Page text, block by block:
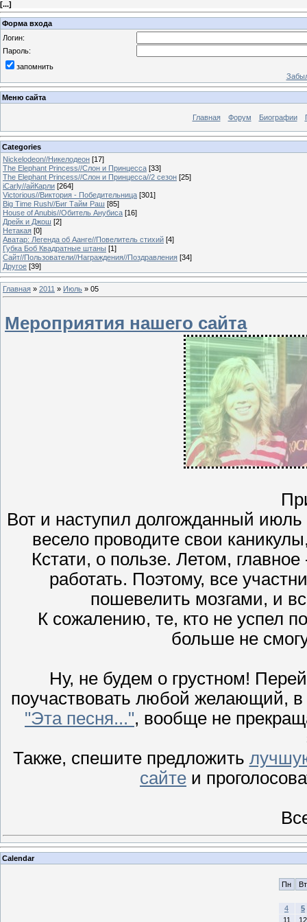
[...]
Форма входа
Логин:
Пароль:
запомнить
Меню сайта
Главная Форум Биографии
Categories
Nickelodeon//Никелодеон [17]
The Elephant Princess//Слон и Принцесса [33]
The Elephant Princess//Слон и Принцесса//2 сезон [25]
iCarly//айКарли [264]
Victorious//Виктория - Победительница [301]
Big Time Rush//Биг Тайм Раш [85]
House of Anubis//Обитель Анубиса [16]
Дрейк и Джош [2]
Нетакая [0]
Аватар: Легенда об Аанге//Повелитель стихий [4]
Губка Боб Квадратные штаны [1]
Сайт//Пользователи//Награждения//Поздравления [34]
Другое [39]
Главная » 2011 » Июль » 05
Мероприятия нашего сайта
Вот и наступил долгожданный
весело проводите свои
Кстати, о пользе. Летом,
работать. Поэтому, все
пошевелить мозгами, и
К сожалению, те, кто не успел
больше не
Ну, не будем о грустном!
поучаствовать любой желающий,
"Эта песня...", вообще не
Также, спешите предложить
сайте и
Calendar
Пн Вт
4
5
11
12